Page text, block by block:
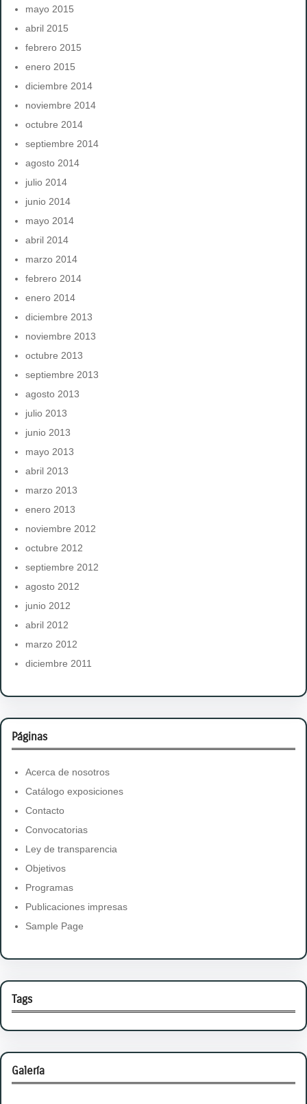
mayo 2015
abril 2015
febrero 2015
enero 2015
diciembre 2014
noviembre 2014
octubre 2014
septiembre 2014
agosto 2014
julio 2014
junio 2014
mayo 2014
abril 2014
marzo 2014
febrero 2014
enero 2014
diciembre 2013
noviembre 2013
octubre 2013
septiembre 2013
agosto 2013
julio 2013
junio 2013
mayo 2013
abril 2013
marzo 2013
enero 2013
noviembre 2012
octubre 2012
septiembre 2012
agosto 2012
junio 2012
abril 2012
marzo 2012
diciembre 2011
Páginas
Acerca de nosotros
Catálogo exposiciones
Contacto
Convocatorias
Ley de transparencia
Objetivos
Programas
Publicaciones impresas
Sample Page
Tags
Galería